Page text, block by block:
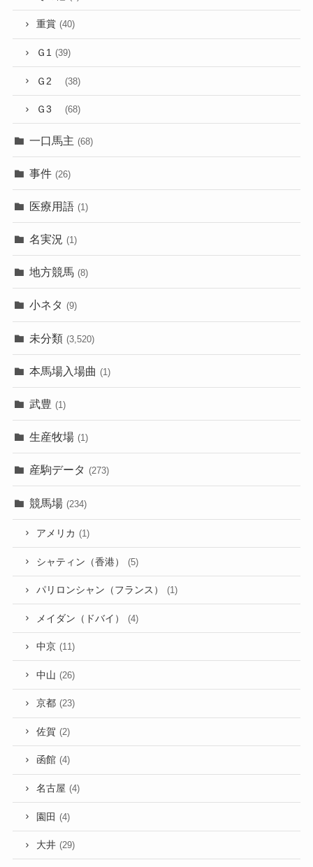
重賞 (40)
Ｇ1 (39)
Ｇ2 (38)
Ｇ3 (68)
一口馬主 (68)
事件 (26)
医療用語 (1)
名実況 (1)
地方競馬 (8)
小ネタ (9)
未分類 (3,520)
本馬場入場曲 (1)
武豊 (1)
生産牧場 (1)
産駒データ (273)
競馬場 (234)
アメリカ (1)
シャティン（香港） (5)
パリロンシャン（フランス） (1)
メイダン（ドバイ） (4)
中京 (11)
中山 (26)
京都 (23)
佐賀 (2)
函館 (4)
名古屋 (4)
園田 (4)
大井 (29)